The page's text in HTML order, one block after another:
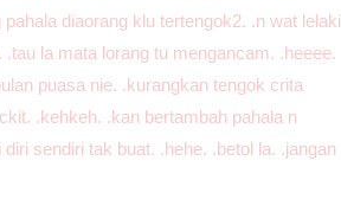
diaorang klu tertengok2. .n wat lelaki
la mata lorang tu mengancam. .heeee.
puasa nie. .kurangkan tengok crita
.kehkeh. .kan bertambah pahala n
sendiri tak buat. .hehe. .betol la. .jangan